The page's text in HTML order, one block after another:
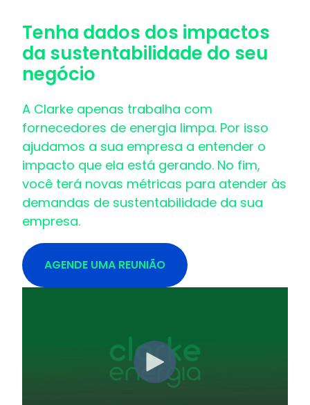
Tenha dados dos impactos
da sustentabilidade do seu
negócio
A Clarke apenas trabalha com
fornecedores de energia limpa. Por isso
ajudamos a sua empresa a entender o
impacto que ela está gerando. No fim,
você terá novas métricas para atender às
demandas de sustentabilidade da sua
empresa.
AGENDE UMA REUNIÃO